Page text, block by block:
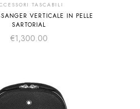
TASCABILI
VERTICALE IN PELLE
SARTORIAL
€1,300.00